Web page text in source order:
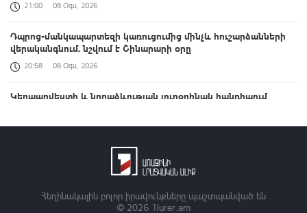
21:00 08 Օգս, 2026
Դպրոց-մանկապարտեզի կառուցումից մինչև հուշարձանների
վերականգնում. նշվում է Շինարարի օրը
20:58 08 Օգս, 2026
Կերպարվեստի և նորաձևության յուրօրինակ հանդիպում
Զելենսկին Բելգրադում հանդիպել է Վուչիչի հետ
Հեղինակային բոլոր իրավունքները պաշտպանված են
© 2026 1lurer.am